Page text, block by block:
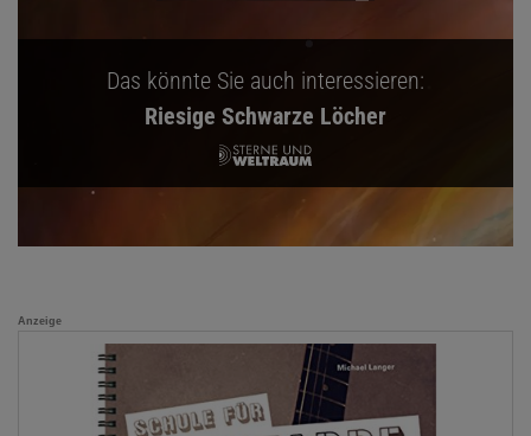
Das könnte Sie auch interessieren:
Riesige Schwarze Löcher
Anzeige